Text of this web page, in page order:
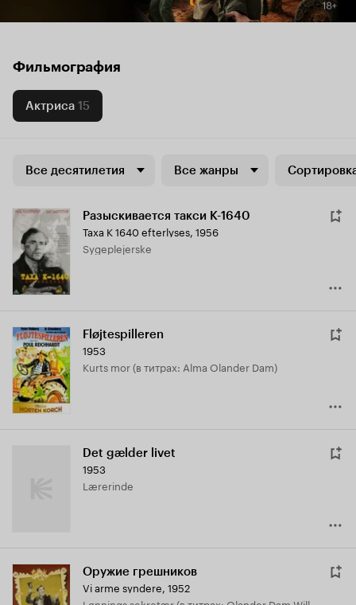
Фильмография
Актриса 15
Все десятилетия Все жанры
Разыскивается такси К-1640
Taxa K 1640 efterlyses, 1956
Sygeplejerske
Fløjtespilleren
1953
Kurts mor (в титрах: Alma Olander Dam)
Det gælder livet
1953
Lærerinde
Оружие грешников
Vi arme syndere, 1952